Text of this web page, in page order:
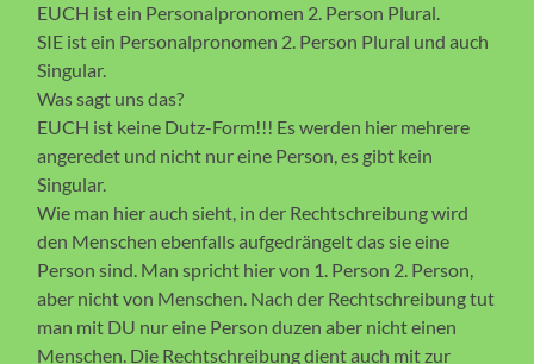
EUCH ist ein Personalpronomen 2. Person Plural.
SIE ist ein Personalpronomen 2. Person Plural und auch
Singular.
Was sagt uns das?
EUCH ist keine Dutz-Form!!! Es werden hier mehrere
angeredet und nicht nur eine Person, es gibt kein
Singular.
Wie man hier auch sieht, in der Rechtschreibung wird
den Menschen ebenfalls aufgedrängelt das sie eine
Person sind. Man spricht hier von 1. Person 2. Person,
aber nicht von Menschen. Nach der Rechtschreibung tut
man mit DU nur eine Person duzen aber nicht einen
Menschen. Die Rechtschreibung dient auch mit zur